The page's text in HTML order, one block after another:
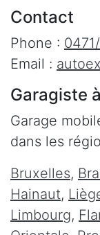
Contact
Phone :
Email :
Garagiste
Garage
dans les
Bruxelles,
Hainaut,
Limbourg,